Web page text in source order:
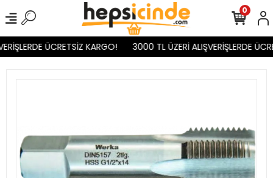
ÜCRETSİZ KARGO! 3000 TL ÜZERİ ALIŞVERİŞLERDE
0